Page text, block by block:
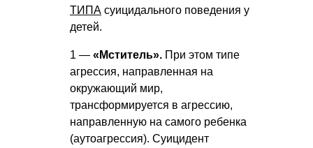
ТИПА суицидального поведения у
детей.
1 — «Мститель». При этом типе
агрессия, направленная на
окружающий мир,
трансформируется в агрессию,
направленную на самого ребенка
(аутоагрессия). Суицидент